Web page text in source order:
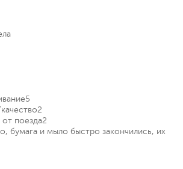
5
2
поезда2
бумага и мыло быстро закончились, их